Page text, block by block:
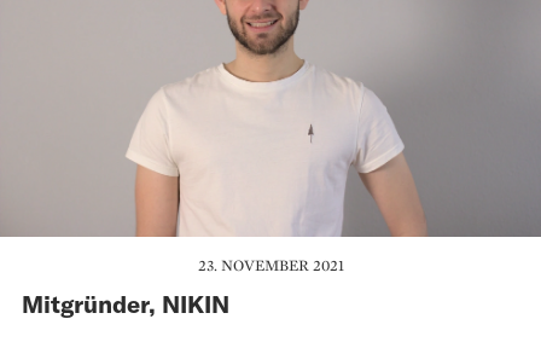
23. NOVEMBER 2021
Mitgründer, NIKIN